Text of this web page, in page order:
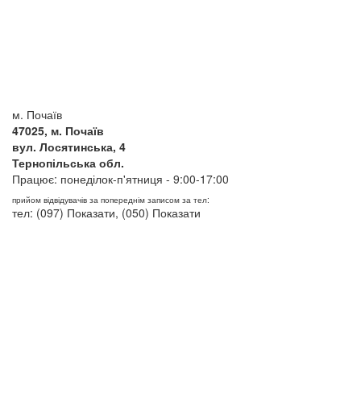
м. Почаїв
47025, м. Почаїв
вул. Лосятинська, 4
Тернопільська обл.
Працює: понеділок-п'ятниця - 9:00-17:00
прийом відвідувачів за попереднім записом за тел:
тел: (097) Показати, (050) Показати